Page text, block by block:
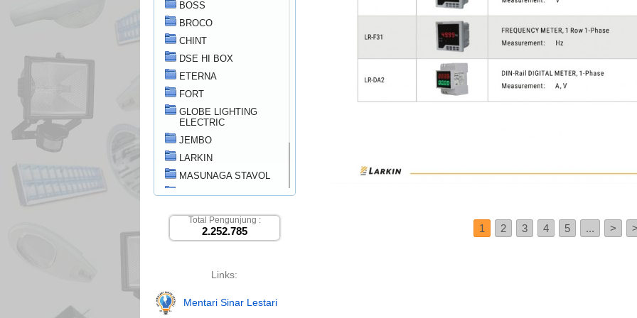
1 2 3 4 5 ... >
BOSS
BROCO
CHINT
DSE HI BOX
ETERNA
FORT
GLOBE LIGHTING
ELECTRIC
JEMBO
LARKIN
MASUNAGA STAVOL
PANASONIC
SUTRADO
Total Pengunjung :
2.252.785
Links:
Mentari Sinar Lestari